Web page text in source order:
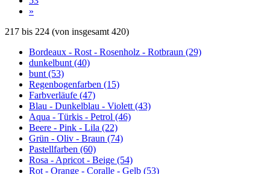
»
217 bis 224 (von insgesamt 420)
Bordeaux - Rost - Rosenholz - Rotbraun (29)
dunkelbunt (40)
bunt (53)
Regenbogenfarben (15)
Farbverläufe (47)
Blau - Dunkelblau - Violett (43)
Aqua - Türkis - Petrol (46)
Beere - Pink - Lila (22)
Grün - Oliv - Braun (74)
Pastellfarben (60)
Rosa - Apricot - Beige (54)
Rot - Orange - Coralle - Gelb (53)